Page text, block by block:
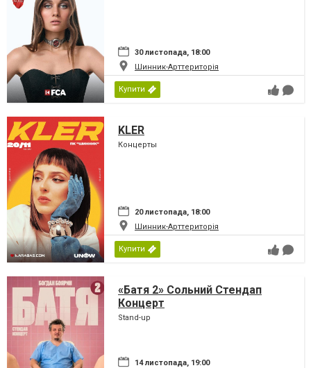
30 листопада, 18:00
Шинник-Арттериторія
Купити
KLER
Концерты
20 листопада, 18:00
Шинник-Арттериторія
Купити
«Батя 2» Сольний Стендап
Концерт
Stand-up
14 листопада, 19:00